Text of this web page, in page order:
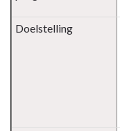
Doelstelling